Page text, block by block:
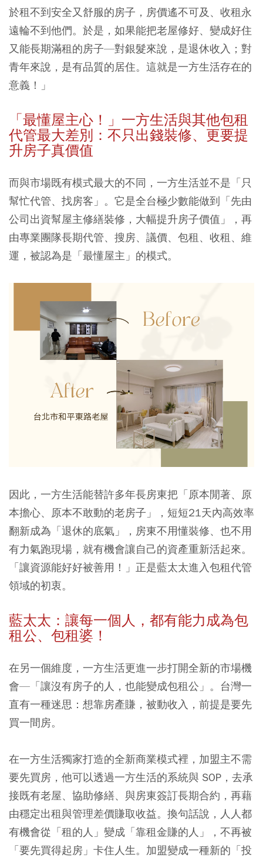
於租不到安全又舒服的房子，房價遙不可及、收租永
遠輪不到他們。於是，如果能把老屋修好、變成好住
又能長期滿租的房子—對銀髮來說，是退休收入；對
青年來說，是有品質的居住。這就是一方生活存在的
意義！」
「最懂屋主心！」一方生活與其他包租
代管最大差別：不只出錢裝修、更要提
升房子真價值
而與市場既有模式最大的不同，一方生活並不是「只
幫忙代管、找房客」。它是全台極少數能做到「先由
公司出資幫屋主修繕裝修，大幅提升房子價值」，再
由專業團隊長期代管、搜房、議價、包租、收租、維
運，被認為是「最懂屋主」的模式。
因此，一方生活能替許多年長房東把「原本閒著、原
本擔心、原本不敢動的老房子」，短短21天內高效率
翻新成為「退休的底氣」，房東不用懂裝修、也不用
有力氣跑現場，就有機會讓自己的資產重新活起來。
「讓資源能好好被善用！」正是藍太太進入包租代管
領域的初衷。
藍太太：讓每一個人，都有能力成為包
租公、包租婆！
在另一個維度，一方生活更進一步打開全新的市場機
會—「讓沒有房子的人，也能變成包租公」。台灣一
直有一種迷思：想靠房產賺，被動收入，前提是要先
買一間房。
在一方生活獨家打造的全新商業模式裡，加盟主不需
要先買房，他可以透過一方生活的系統與 SOP，去承
接既有老屋、協助修繕、與房東簽訂長期合約，再藉
由穩定出租與管理差價賺取收益。換句話說，人人都
有機會從「租的人」變成「靠租金賺的人」，不再被
「要先買得起房」卡住人生。加盟變成一種新的「投